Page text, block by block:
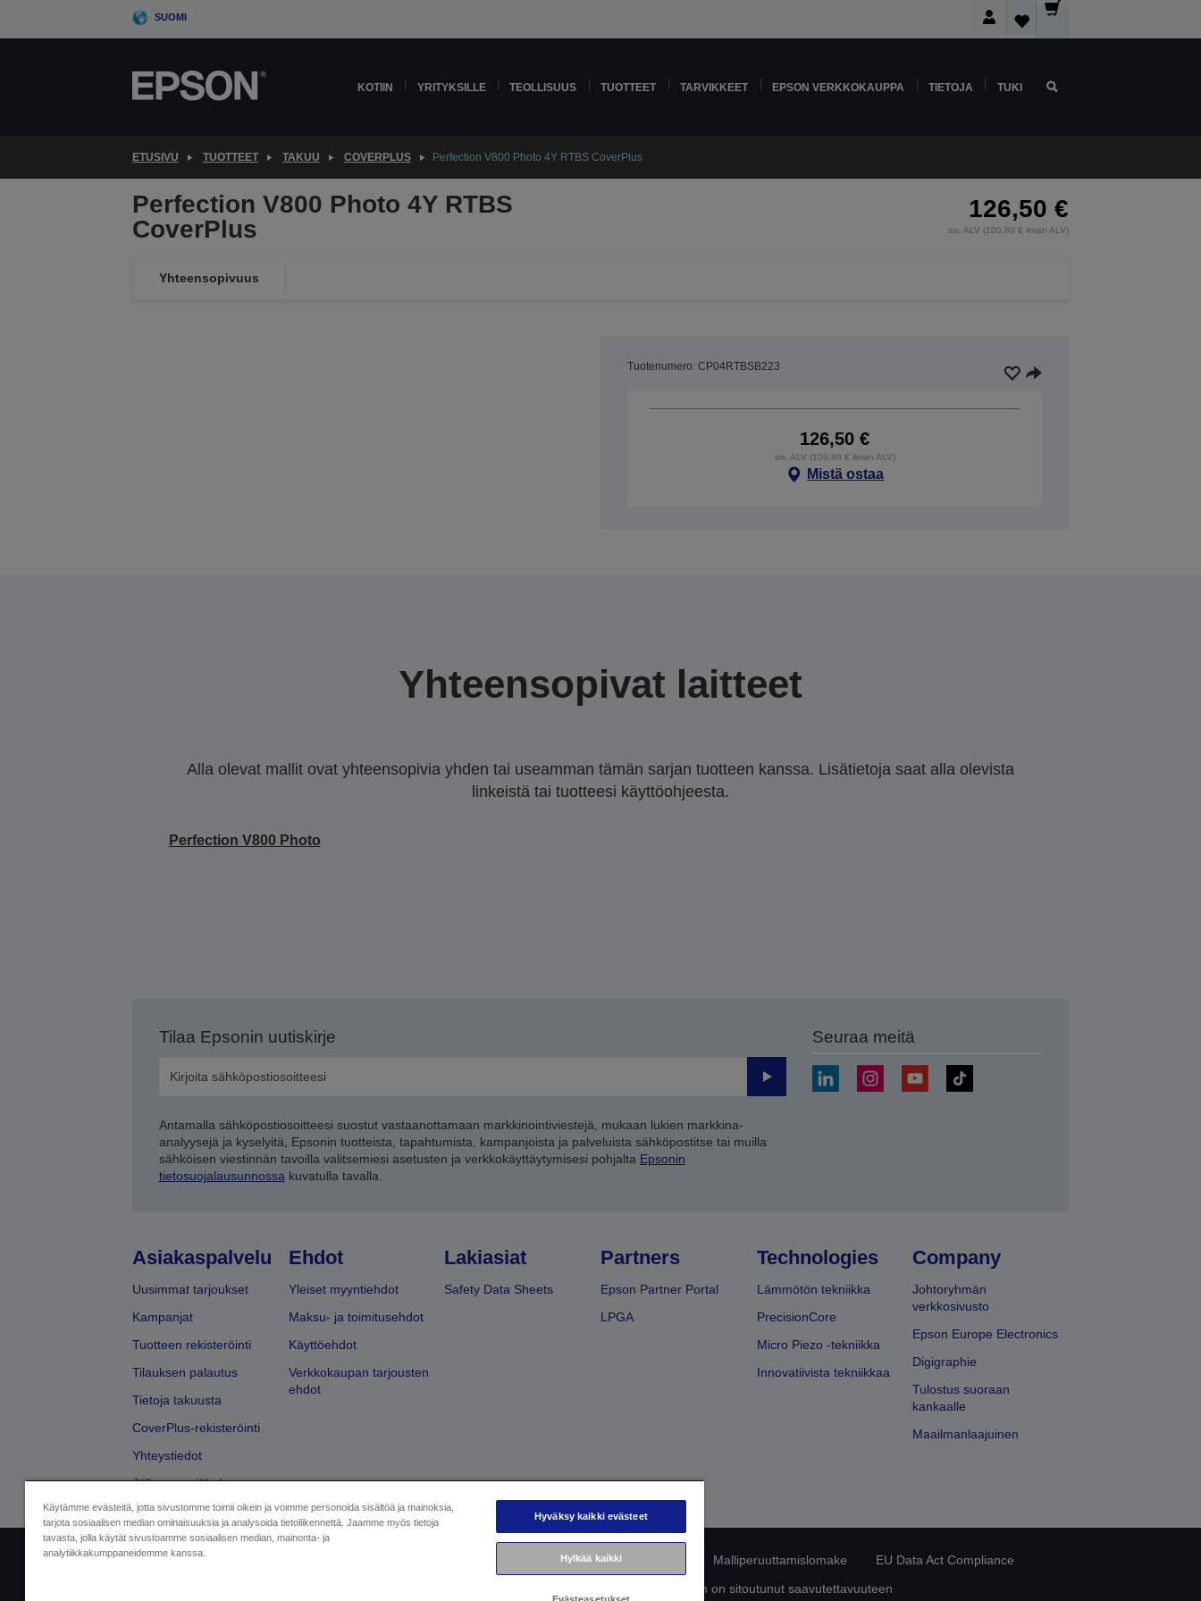
SUOMI
KOTIIN YRITYKSILLE TEOLLISUUS TUOTTEET TARVIKKEET EPSON VERKKOKAUPPA TIETOJA TUKI
ETUSIVU TUOTTEET TAKUU COVERPLUS Perfection V800 Photo 4Y RTBS CoverPlus
Perfection V800 Photo 4Y RTBS
CoverPlus
126,50 €
sis. ALV (100,80 € ilman ALV)
Yhteensopivuus
Tuotenumero: CP04RTBSB223
126,50 €
sis. ALV (100,80 € ilman ALV)
Mistä ostaa
Yhteensopivat laitteet
Alla olevat mallit ovat yhteensopivia yhden tai useamman tämän sarjan tuotteen kanssa. Lisätietoja saat alla olevista
linkeistä tai tuotteesi käyttöohjeesta.
Perfection V800 Photo
Tilaa Epsonin uutiskirje
Lähetä
Antamalla sähköpostiosoitteesi suostut vastaanottamaan markkinointiviestejä, mukaan lukien markkina-
analyysejä ja kyselyitä, Epsonin tuotteista, tapahtumista, kampanjoista ja palveluista sähköpostitse tai muilla
sähköisen viestinnän tavoilla valitsemiesi asetusten ja verkkokäyttäytymisesi pohjalta Epsonin
tietosuojalausunnossa kuvatulla tavalla.
Seuraa meitä
Asiakaspalvelu
Uusimmat tarjoukset
Kampanjat
Tuotteen rekisteröinti
Tilauksen palautus
Tietoja takuusta
CoverPlus-rekisteröinti
Yhteystiedot
Jälleenmyyjähaku
Ehdot
Yleiset myyntiehdot
Maksu- ja toimitusehdot
Käyttöehdot
Verkkokaupan tarjousten
ehdot
Lakiasiat
Safety Data Sheets
Partners
Epson Partner Portal
LPGA
Technologies
Lämmötön tekniikka
PrecisionCore
Micro Piezo -tekniikka
Innovatiivista tekniikkaa
Company
Johtoryhmän
verkkosivusto
Epson Europe Electronics
Digigraphie
Tulostus suoraan
kankaalle
Maailmanlaajuinen
Yritystiedot Tietosuojailmoitus Malliperuuttamislomake
EU Data Act Compliance
Epson on sitoutunut saavutettavuuteen
Käytämme evästeitä, jotta sivustomme toimii oikein ja voimme personoida sisältöä ja mainoksia,
tarjota sosiaalisen median ominaisuuksia ja analysoida tietoliikennettä. Jaamme myös tietoja
tavasta, jolla käytät sivustoamme sosiaalisen median, mainonta- ja
analytiikkakumppaneidemme kanssa.
Hyväksy kaikki evästeet
Hylkää kaikki